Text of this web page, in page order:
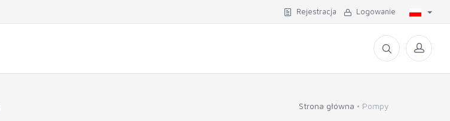
Rejestracja Logowanie
Strona główna Pompy